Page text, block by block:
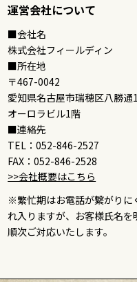
運営会社について
■会社名
株式会社フィールディン
■所在地
〒467-0042
愛知県名古屋市瑞穂区八勝
オーロラビル1階
■連絡先
TEL：052-846-2527
FAX：052-846-2528
>>会社概要はこちら
※繁忙期はお電話が繋がりに
れ入りますが、お客様氏名を
順次ご対応いたします。